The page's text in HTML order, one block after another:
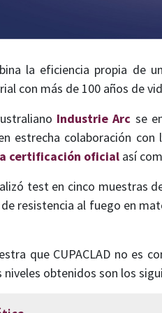
la eficiencia propia de
con más de 100 años de
Industrie Arc se
estrecha colaboración
certificación oficialasí
test en cinco muestras
de resistencia al fuego en
que CUPACLAD no es
niveles obtenidos son los